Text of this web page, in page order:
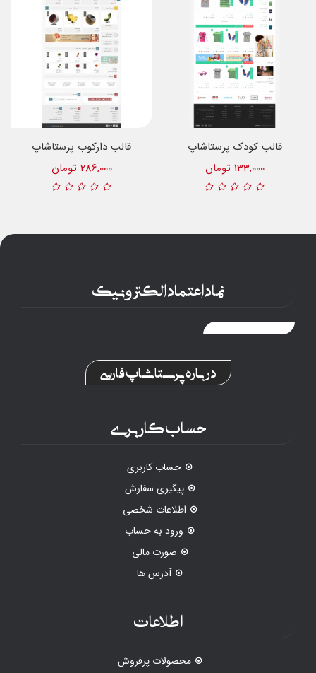
قالب دارکوب پرستاشاپ
286,000 تومان
قالب کودک پرستاشاپ
133,000 تومان
نماد اعتماد الکترونیک
درباره پرستاشاپ فارسی
حساب کاربری
حساب کاربری
پیگیری سفارش
اطلاعات شخصی
ورود به حساب
صورت مالی
آدرس ها
اطلاعات
محصولات پرفروش